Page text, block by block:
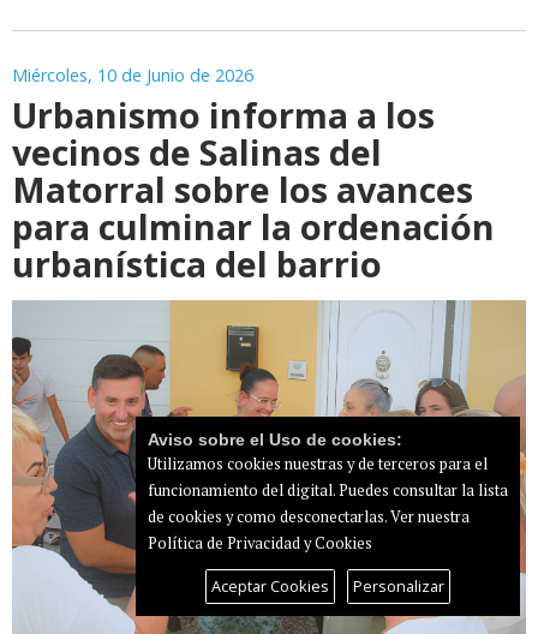
Miércoles, 10 de Junio de 2026
Urbanismo informa a los
vecinos de Salinas del
Matorral sobre los avances
para culminar la ordenación
urbanística del barrio
Aviso sobre el Uso de cookies:
Utilizamos cookies nuestras y de terceros para el
funcionamiento del digital. Puedes consultar la lista
de cookies y como desconectarlas.Ver nuestra
Política de Privacidad y Cookies
Aceptar Cookies Personalizar